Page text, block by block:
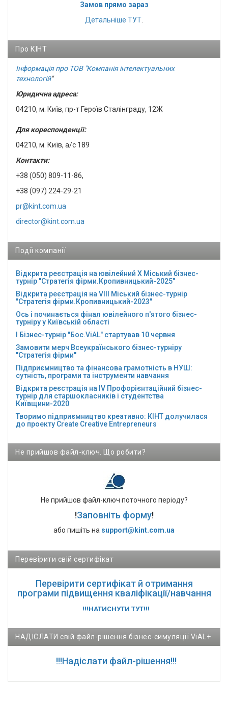
Замов прямо зараз
Детальніше ТУТ.
Про КІНТ
Інформація про ТОВ "Компанія інтелектуальних
технологій"
Юридична адреса:
04210, м. Київ, пр-т Героїв Сталінграду, 12Ж
Для кореспонденції:
04210, м. Київ, а/с 189
Контакти:
+38 (050) 809-11-86,
+38 (097) 224-29-21
pr@kint.com.ua
director@kint.com.ua
Події компанії
Відкрита реєстрація на ювілейний Х Міський бізнес-
турнір "Стратегія фірми.Кропивницький-2025"
Відкрита реєстрація на VІІІ Міський бізнес-турнір
"Стратегія фірми.Кропивницький-2023"
Ось і починається фінал ювілейного п'ятого бізнес-
турніру у Київській області
І Бізнес-турнір "Бос.ViAL" стартував 10 червня
Замовити мерч Всеукраїнського бізнес-турніру
"Стратегія фірми"
Підприємництво та фінансова грамотність в НУШ:
сутність, програми та інструменти навчання
Відкрита реєстрація на ІV Профорієнтаційний бізнес-
турнір для старшокласників і студентства
Київщини-2020
Творимо підприємництво креативно: КІНТ долучилася
до проекту Сreate Creative Entrepreneurs
Не прийшов файл-ключ. Що робити?
Не прийшов файл-ключ поточного періоду?
!Заповніть форму!
або пишіть на support@kint.com.ua
Перевірити свій сертифікат
Перевірити сертифікат й отримання
програми підвищення кваліфікації/навчання
!!!НАТИСНУТИ ТУТ!!!
НАДІСЛАТИ свій файл-рішення бізнес-симуляції ViAL+
!!!Надіслати файл-рішення!!!